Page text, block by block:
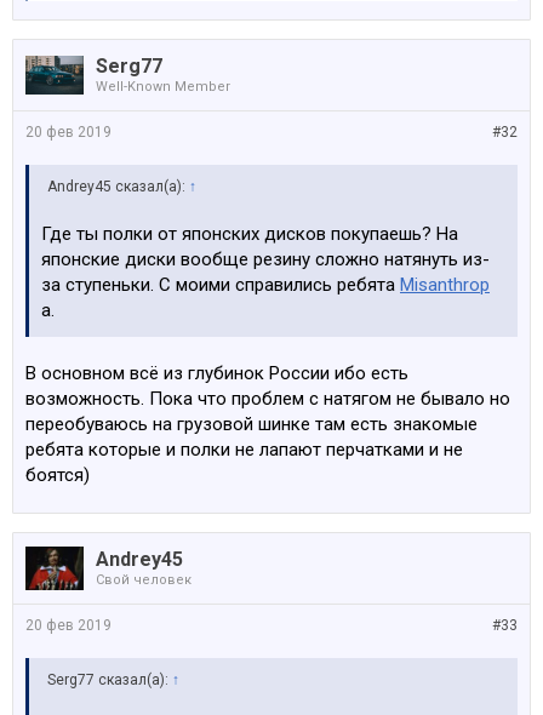
Serg77
Well-Known Member
#32
20 фев 2019
Andrey45 сказал(а): ↑
Где ты полки от японских дисков покупаешь? На
японские диски вообще резину сложно натянуть из-
за ступеньки. С моими справились ребята Misanthrop
а.
В основном всё из глубинок России ибо есть
возможность. Пока что проблем с натягом не бывало но
переобуваюсь на грузовой шинке там есть знакомые
ребята которые и полки не лапают перчатками и не
боятся)
Andrey45
Свой человек
#33
20 фев 2019
Serg77 сказал(а): ↑